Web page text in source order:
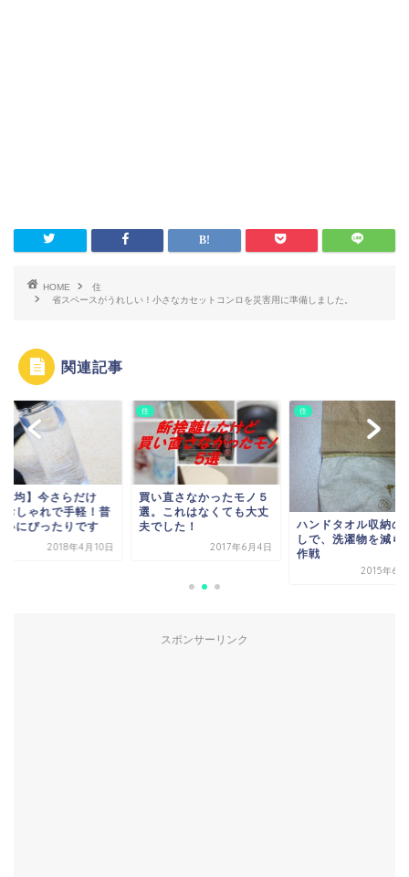
HOME
住
省スペースがうれしい！小さなカセットコンロを災害用に準備しました。
関連記事
直さなかったモノ５
これはなくても大丈
した！
2017年6月4日
住
ハンドタオル収納の見直
住
【100均】今さらだ
ど、おしゃれで手軽
段使いにぴったりで
2018年4
スポンサーリンク